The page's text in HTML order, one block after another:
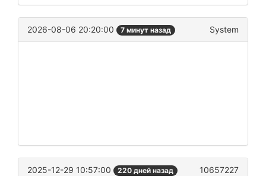
2026-08-06 20:20:00 7 минут назад System
2025-12-29 10:57:00 220 дней назад 10657227